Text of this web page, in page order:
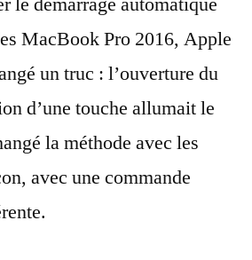
MacBook Pro 2016, Apple
un truc : l’ouverture du
d’une touche allumait le
la méthode avec les
avec une commande